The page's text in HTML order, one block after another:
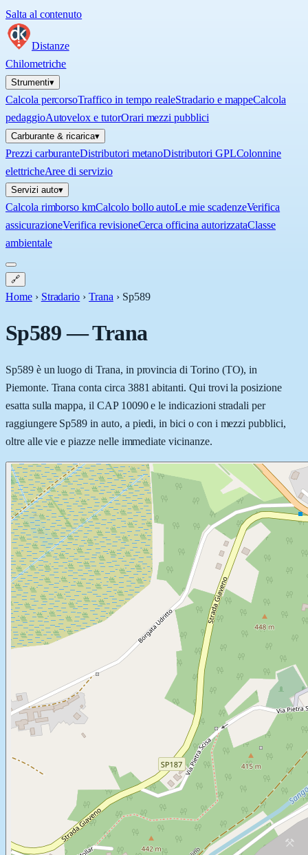
Salta al contenuto
Distanze
Chilometriche
Strumenti▾
Calcola percorsoTraffico in tempo realeStradario e mappeCalcola
pedaggioAutovelox e tutorOrari mezzi pubblici
Carburante & ricarica▾
Prezzi carburanteDistributori metanoDistributori GPLColonnine
elettricheAree di servizio
Servizi auto▾
Calcola rimborso kmCalcolo bollo autoLe mie scadenzeVerifica
assicurazioneVerifica revisioneCerca officina autorizzataClasse
ambientale
🔗
Home › Stradario › Trana › Sp589
Sp589—Trana
Sp589 è un luogo di Trana, in provincia di Torino (TO), in
Piemonte. Trana conta circa 3881 abitanti. Qui trovi la posizione
esatta sulla mappa, il CAP 10090 e le indicazioni stradali per
raggiungere Sp589 in auto, a piedi, in bici o con i mezzi pubblici,
oltre alle vie e piazze nelle immediate vicinanze.